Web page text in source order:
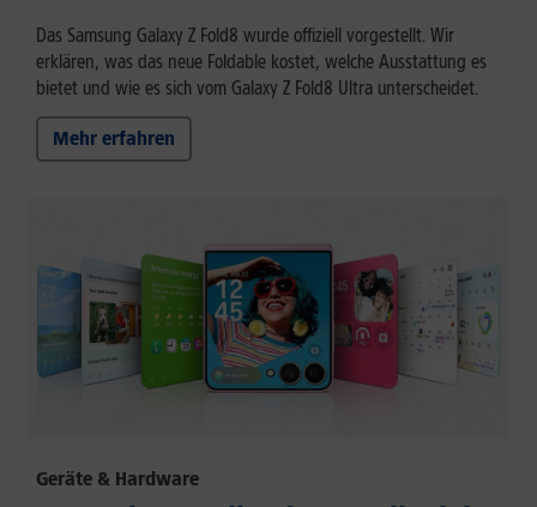
Das Samsung Galaxy Z Fold8 wurde offiziell vorgestellt. Wir
erklären, was das neue Foldable kostet, welche Ausstattung es
bietet und wie es sich vom Galaxy Z Fold8 Ultra unterscheidet.
Mehr erfahren
Geräte & Hardware